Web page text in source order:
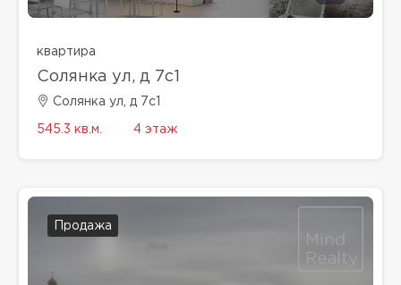
квартира
Солянка ул, д 7с1
Солянка ул, д 7с1
545.3 кв.м. 4 этаж
Продажа